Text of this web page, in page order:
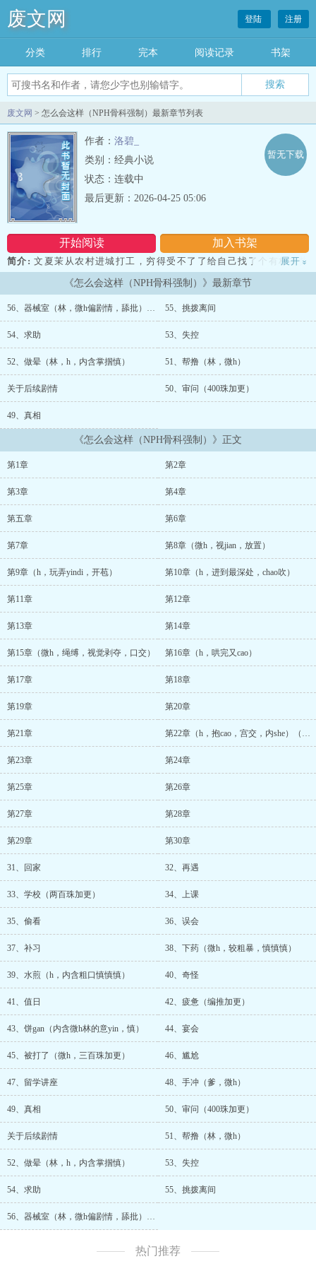
废文网 登陆 注册
分类 排行 完本 阅读记录 书架
废文网 > 怎么会这样（NPH骨科强制）最新章节列表
作者： 洛碧_
类别：经典小说
状态：连载中
开始阅读 加入书架
暂无下载
最后更新：2026-04-25 05:06
简介: 文夏茉从农村进城打工，穷得受不了了给自己找了个有权有势
的金主，最后发现金主其实是自己亲爹，被认回家后还要被看她不顺
眼的哥哥和他的朋友们欺负。排雷：剧情狗血，内含强制ai骨科火葬
场小黑屋，女主会受委屈，会有男配单箭头女主日更，每百珠加更～
5000 PO币打赏、Mimi 5000PO币打赏 感谢你们的支持！...
展开 »
《怎么会这样（NPH骨科强制）》最新章节
56、器械室（林，微h偏剧情，舔批）（五百珠加更） 55、挑拨离间
54、求助 53、失控
52、做晕（林，h，内含掌掴慎） 51、帮撸（林，微h）
关于后续剧情 50、审问（400珠加更）
49、真相
《怎么会这样（NPH骨科强制）》正文
第1章 第2章
第3章 第4章
第五章 第6章
第7章 第8章（微h，视jian，放置）
第9章（h，玩弄yindi，开苞） 第10章（h，进到最深处，chao吹）
第11章 第12章
第13章 第14章
第15章（微h，绳缚，视觉剥夺，口交） 第16章（h，哄完又cao）
第17章 第18章
第19章 第20章
第21章 第22章（h，抱cao，宫交，内she）（百珠加更）
第23章 第24章
第25章 第26章
第27章 第28章
第29章 第30章
31、回家 32、再遇
33、学校（两百珠加更） 34、上课
35、偷看 36、误会
37、补习 38、下药（微h，较粗暴，慎慎慎）
39、水煎（h，内含粗口慎慎慎） 40、奇怪
41、值日 42、疲惫（编推加更）
43、饼gan（内含微h林的意yin，慎） 44、宴会
45、被打了（微h，三百珠加更） 46、尴尬
47、留学讲座 48、手冲（爹，微h）
49、真相 50、审问（400珠加更）
关于后续剧情 51、帮撸（林，微h）
52、做晕（林，h，内含掌掴慎） 53、失控
54、求助 55、挑拨离间
56、器械室（林，微h偏剧情，舔批）（五百珠加更）
热门推荐